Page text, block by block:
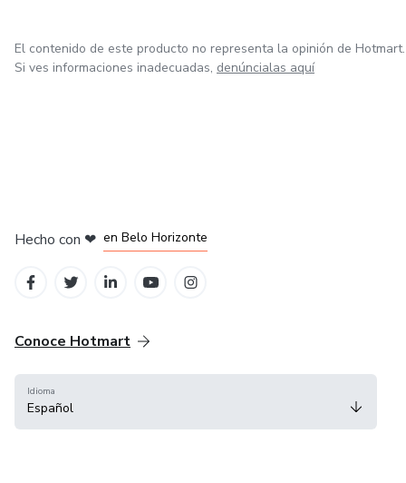
El contenido de este producto no representa la opinión de Hotmart.
Si ves informaciones inadecuadas, denúncialas aquí
Hecho con ❤ en Belo Horizonte
Conoce Hotmart
Idioma
Español